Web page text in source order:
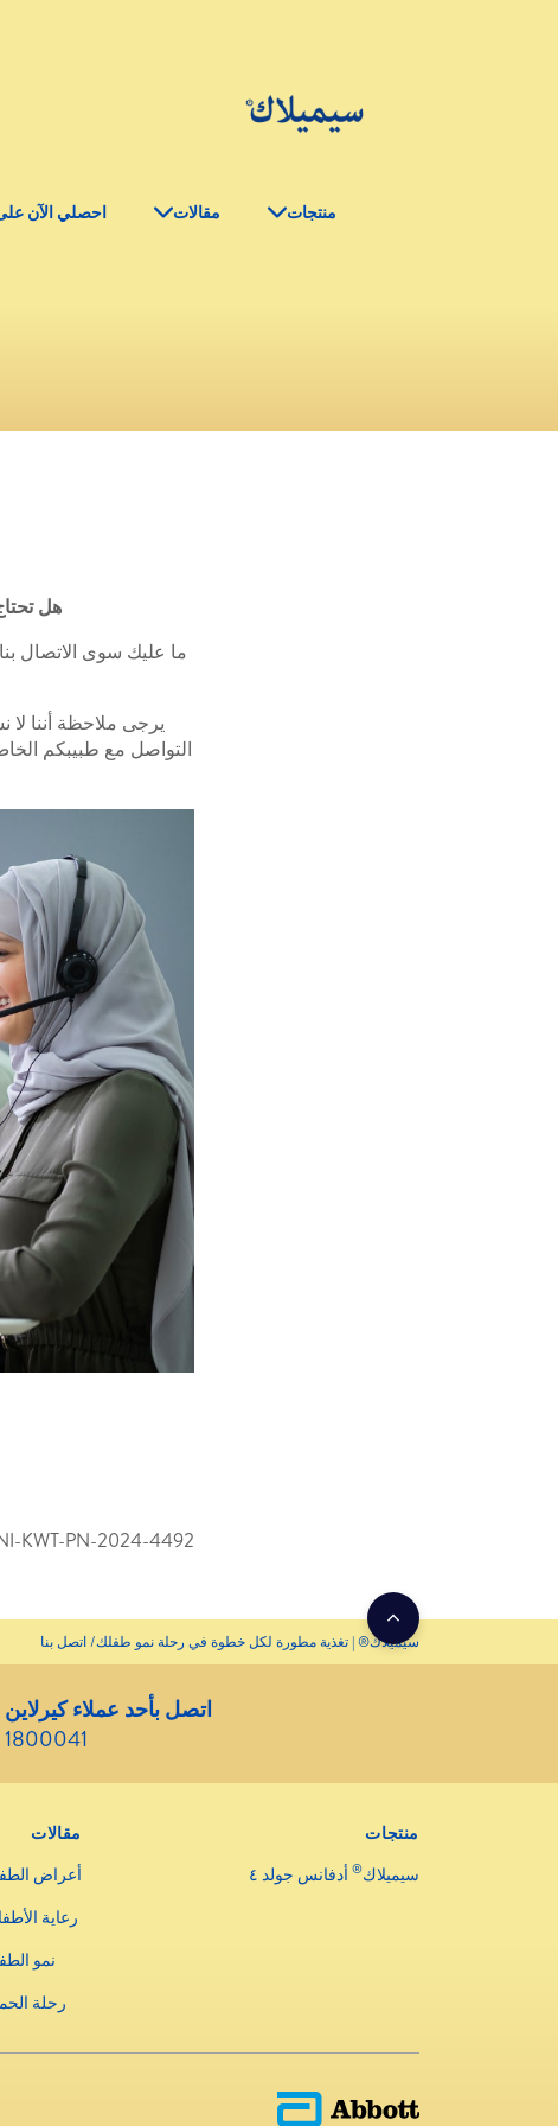
منتجات مقالات احصلي الآن
هل
يرجى ملاحظة أننا لا
التواصل مع طبيبكم
KWT-PN-2024-4492
سيميلاك® | تغذية مطورة لكل خطوة في رحلة نمو طفلك اتصل بنا
اتصل بأحد عملاء كيرلاين
1800041
منتجات
سيميلاك® أدفانس جولد ٤
مقالات
أعراض
رعاية
نمو
رحلة